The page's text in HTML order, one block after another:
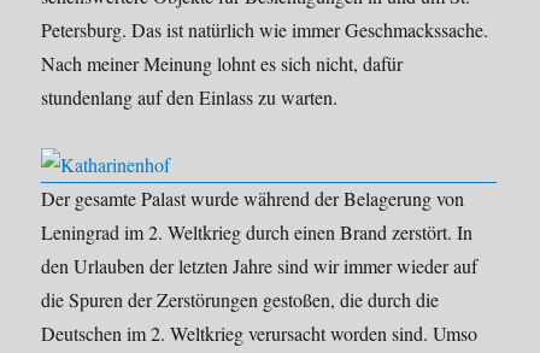
Petersburg. Das ist natürlich wie immer Geschmackssache.
Nach meiner Meinung lohnt es sich nicht, dafür
stundenlang auf den Einlass zu warten.
Der gesamte Palast wurde während der Belagerung von
Leningrad im 2. Weltkrieg durch einen Brand zerstört. In
den Urlauben der letzten Jahre sind wir immer wieder auf
die Spuren der Zerstörungen gestoßen, die durch die
Deutschen im 2. Weltkrieg verursacht worden sind. Umso